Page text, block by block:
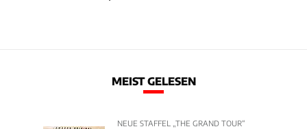
MEIST GELESEN
NEUE STAFFEL „THE GRAND TOUR“